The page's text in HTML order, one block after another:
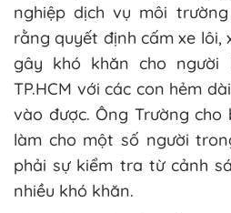
nghiệp dịch vụ môi
rằng quyết định cấm xe lôi,
gây khó khăn cho
TP.HCM với các con hẻm
vào được. Ông Trường
làm cho một số người
phải sự kiểm tra từ cảnh
nhiều khó khăn.